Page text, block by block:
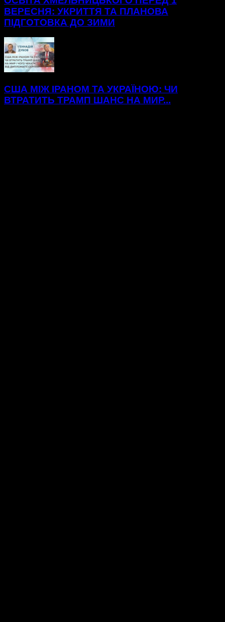
ВЕРЕСНЯ: УКРИТТЯ ТА ПЛАНОВА
ПІДГОТОВКА ДО ЗИМИ
США МІЖ ІРАНОМ ТА УКРАЇНОЮ: ЧИ
ВТРАТИТЬ ТРАМП ШАНС НА МИР...